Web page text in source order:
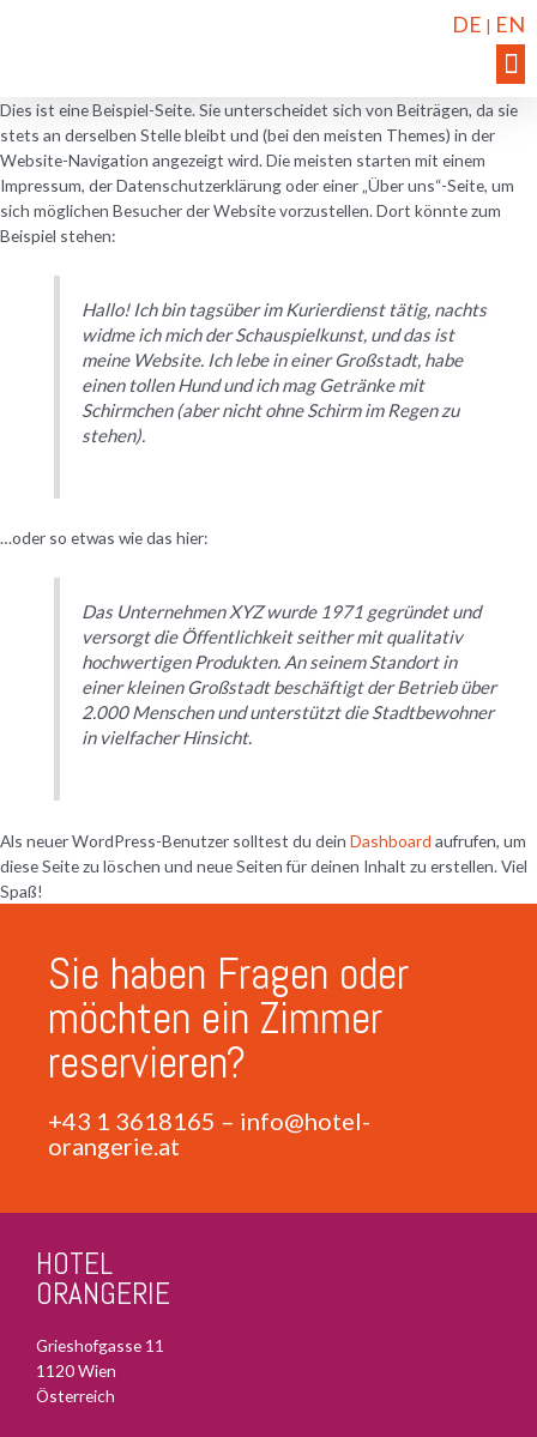
DE | EN
Dies ist eine Beispiel-Seite. Sie unterscheidet sich von Beiträgen, da sie
stets an derselben Stelle bleibt und (bei den meisten Themes) in der
Website-Navigation angezeigt wird. Die meisten starten mit einem
Impressum, der Datenschutzerklärung oder einer „Über uns“-Seite, um
sich möglichen Besucher der Website vorzustellen. Dort könnte zum
Beispiel stehen:
Hallo! Ich bin tagsüber im Kurierdienst tätig, nachts
widme ich mich der Schauspielkunst, und das ist
meine Website. Ich lebe in einer Großstadt, habe
einen tollen Hund und ich mag Getränke mit
Schirmchen (aber nicht ohne Schirm im Regen zu
stehen).
…oder so etwas wie das hier:
Das Unternehmen XYZ wurde 1971 gegründet und
versorgt die Öffentlichkeit seither mit qualitativ
hochwertigen Produkten. An seinem Standort in
einer kleinen Großstadt beschäftigt der Betrieb über
2.000 Menschen und unterstützt die Stadtbewohner
in vielfacher Hinsicht.
Als neuer WordPress-Benutzer solltest du dein Dashboard aufrufen, um
diese Seite zu löschen und neue Seiten für deinen Inhalt zu erstellen. Viel
Spaß!
Sie haben Fragen oder
möchten ein Zimmer
reservieren?
+43 1 3618165 – info@hotel-
orangerie.at
HOTEL
ORANGERIE
Grieshofgasse 11
1120 Wien
Österreich